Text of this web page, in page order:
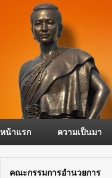
หน้าแรก ความเป็นมา
คณะกรรมการอำนวยการ